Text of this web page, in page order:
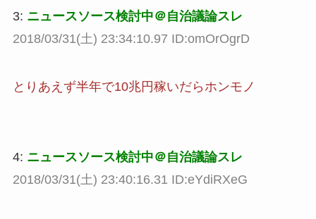
3: ニュースソース検討中＠自治議論スレ
2018/03/31(土) 23:34:10.97 ID:omOrOgrD
とりあえず半年で10兆円稼いだらホンモノ
4: ニュースソース検討中＠自治議論スレ
2018/03/31(土) 23:40:16.31 ID:eYdiRXeG